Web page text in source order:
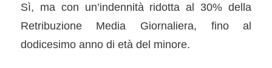
Sì, ma con un’indennità ridotta al 30% della
Retribuzione Media Giornaliera, fino al
dodicesimo anno di età del minore.